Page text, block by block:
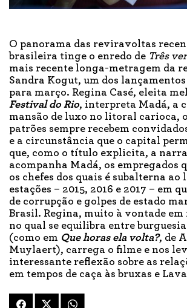
O panorama das reviravoltas
brasileira tinge o enredo de Três
mais recente longa-metragem da
Sandra Kogut, um dos
para março. Regina Casé, eleita
Festival do Rio, interpreta Madá, a
mansão de luxo no litoral carioca,
patrões sempre recebem
e a circunstância que o capital
que, como o título explicita, a
acompanha Madá, os empregados
os chefes dos quais é subalterna ao
estações – 2015, 2016 e 2017 – em
de corrupção e golpes de estado
Brasil. Regina, muito à vontade em
no qual se equilibra entre
(como em Que horas ela volta?, de
Muylaert), carrega o filme e nos
interessante reflexão sobre as
em tempos de caça às bruxas e